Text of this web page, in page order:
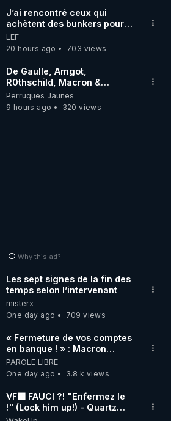
J’ai rencontré ceux qui
achètent des bunkers pour
survivre à la fin du monde
LEF
20 hours ago
703 views
De Gaulle, Amgot,
R0thschild, Macron &
Pompidou… Macron Claude
Janvier, GPTV, 18 X 2024
Perruques Jaunes
9 hours ago
320 views
Why this ad?
Les sept signes de la fin des
temps selon l’intervenant
misterx
One day ago
709 views
« Fermeture de vos comptes
en banque ! » : Macron
impose une loi folle !
PAROLE LIBRE
One day ago
3.8 k views
VF🟩 FAUCI ?! "Enfermez le
!" (Lock him up!) - Quartz
Traduction